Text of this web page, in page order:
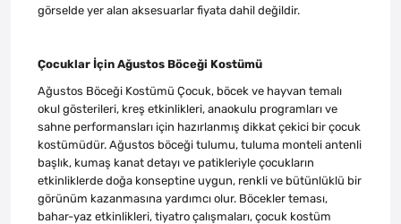
görselde yer alan aksesuarlar fiyata dahil değildir.
Çocuklar İçin Ağustos Böceği Kostümü
Ağustos Böceği Kostümü Çocuk, böcek ve hayvan temalı
okul gösterileri, kreş etkinlikleri, anaokulu programları ve
sahne performansları için hazırlanmış dikkat çekici bir çocuk
kostümüdür. Ağustos böceği tulumu, tuluma monteli antenli
başlık, kumaş kanat detayı ve patikleriyle çocukların
etkinliklerde doğa konseptine uygun, renkli ve bütünlüklü bir
görünüm kazanmasına yardımcı olur. Böcekler teması,
bahar-yaz etkinlikleri, tiyatro çalışmaları, çocuk kostüm